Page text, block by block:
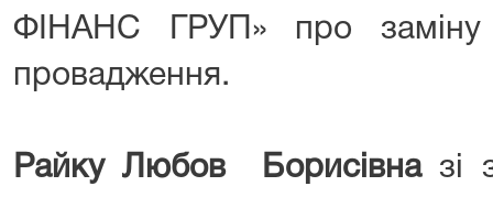
ФІНАНС ГРУП» про заміну
провадження.
Райку Любов Борисівназі